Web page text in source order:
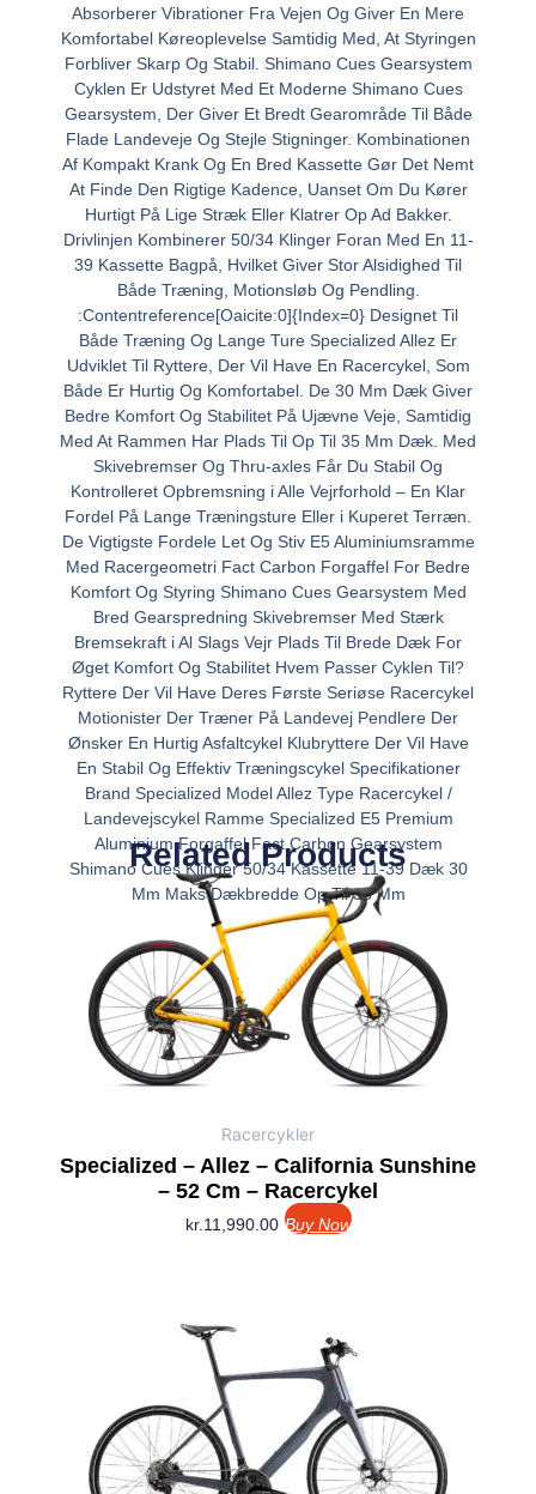
Absorberer Vibrationer Fra Vejen Og Giver En Mere
Komfortabel Køreoplevelse Samtidig Med, At Styringen
Forbliver Skarp Og Stabil. Shimano Cues Gearsystem
Cyklen Er Udstyret Med Et Moderne Shimano Cues
Gearsystem, Der Giver Et Bredt Gearområde Til Både
Flade Landeveje Og Stejle Stigninger. Kombinationen
Af Kompakt Krank Og En Bred Kassette Gør Det Nemt
At Finde Den Rigtige Kadence, Uanset Om Du Kører
Hurtigt På Lige Stræk Eller Klatrer Op Ad Bakker.
Drivlinjen Kombinerer 50/34 Klinger Foran Med En 11-
39 Kassette Bagpå, Hvilket Giver Stor Alsidighed Til
Både Træning, Motionsløb Og Pendling.
:Contentreference[Oaicite:0]{Index=0} Designet Til
Både Træning Og Lange Ture Specialized Allez Er
Udviklet Til Ryttere, Der Vil Have En Racercykel, Som
Både Er Hurtig Og Komfortabel. De 30 Mm Dæk Giver
Bedre Komfort Og Stabilitet På Ujævne Veje, Samtidig
Med At Rammen Har Plads Til Op Til 35 Mm Dæk. Med
Skivebremser Og Thru-axles Får Du Stabil Og
Kontrolleret Opbremsning i Alle Vejrforhold – En Klar
Fordel På Lange Træningsture Eller i Kuperet Terræn.
De Vigtigste Fordele Let Og Stiv E5 Aluminiumsramme
Med Racergeometri Fact Carbon Forgaffel For Bedre
Komfort Og Styring Shimano Cues Gearsystem Med
Bred Gearspredning Skivebremser Med Stærk
Bremsekraft i Al Slags Vejr Plads Til Brede Dæk For
Øget Komfort Og Stabilitet Hvem Passer Cyklen Til?
Ryttere Der Vil Have Deres Første Seriøse Racercykel
Motionister Der Træner På Landevej Pendlere Der
Ønsker En Hurtig Asfaltcykel Klubryttere Der Vil Have
En Stabil Og Effektiv Træningscykel Specifikationer
Brand Specialized Model Allez Type Racercykel /
Landevejscykel Ramme Specialized E5 Premium
Aluminium Forgaffel Fact Carbon Gearsystem
Shimano Cues Klinger 50/34 Kassette 11-39 Dæk 30
Mm Maks Dækbredde Op Til 35 Mm
Related Products
Racercykler
Specialized – Allez – California Sunshine
– 52 Cm – Racercykel
kr.11,990.00 Buy Now